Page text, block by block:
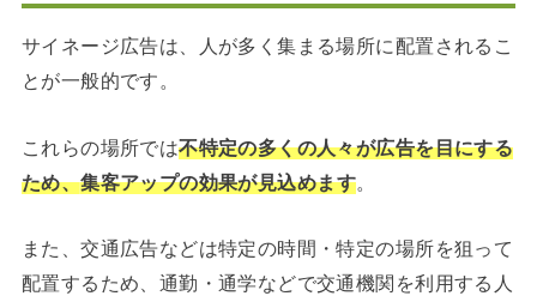
サイネージ広告は、人が多く集まる場所に配置されるこ
とが一般的です。
これらの場所では不特定の多くの人々が広告を目にする
ため、集客アップの効果が見込めます。
また、交通広告などは特定の時間・特定の場所を狙って
配置するため、通勤・通学などで交通機関を利用する人